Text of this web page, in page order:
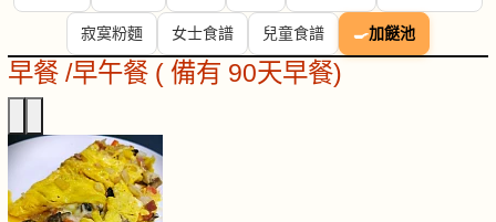
寂寞粉麵 女士食譜 兒童食譜 🍳加餸池
早餐 /早午餐 ( 備有 90天早餐)